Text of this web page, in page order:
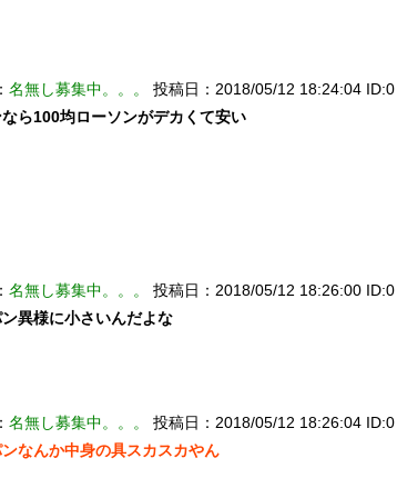
名無し募集中。。。
投稿日：2018/05/12 18:24:04 ID:0
ら100均ローソンがデカくて安い
名無し募集中。。。
投稿日：2018/05/12 18:26:00 ID:0
異様に小さいんだよな
名無し募集中。。。
投稿日：2018/05/12 18:26:04 ID:0
なんか中身の具スカスカやん
込み温め続けていたハク
スに孤児のヒナが託さ